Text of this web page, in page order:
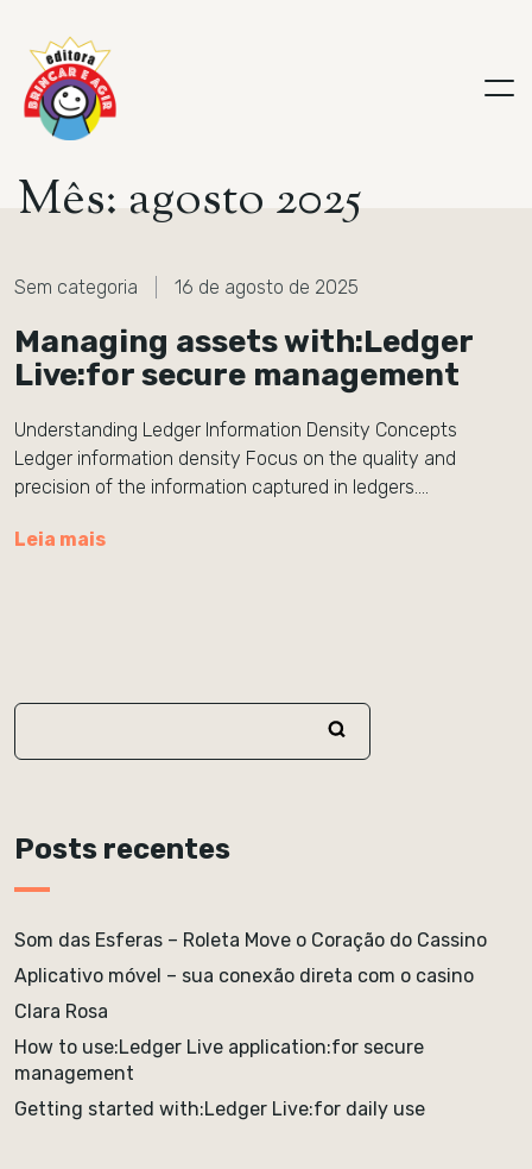
Mês: agosto 2025
Sem categoria 16 de agosto de 2025
Managing assets with:Ledger
Live:for secure management
Understanding Ledger Information Density Concepts
Ledger information density Focus on the quality and
precision of the information captured in ledgers….
Leia mais
Posts recentes
Som das Esferas – Roleta Move o Coração do Cassino
Aplicativo móvel – sua conexão direta com o casino
Clara Rosa
How to use:Ledger Live application:for secure
management
Getting started with:Ledger Live:for daily use